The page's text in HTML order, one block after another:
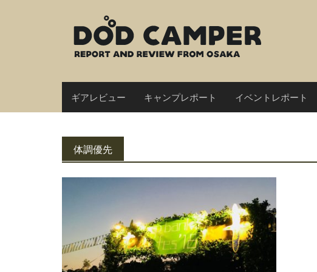
ギアレビュー キャンプレポート イベントレポート
体調優先